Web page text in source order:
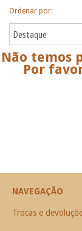
Ordenar por:
Não temos
Por
NAVEGAÇÃO
Trocas e